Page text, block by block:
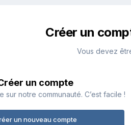
Créer un
Vous devez
un compte
sur notre communauté. C’est facile !
un nouveau compte